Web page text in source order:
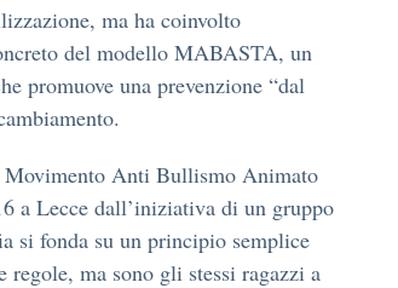
ma ha coinvolto
del modello MABASTA, un
promuove una prevenzione “dal
Anti Bullismo Animato
a Lecce dall’iniziativa di un gruppo
si fonda su un principio semplice
ma sono gli stessi ragazzi a